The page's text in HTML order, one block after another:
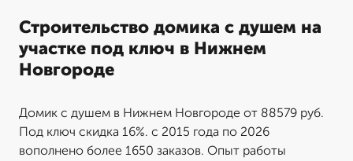
Строительство домика с душем на
участке под ключ в Нижнем
Новгороде
Домик с душем в Нижнем Новгороде от 88579 руб.
Под ключ скидка 16%. с 2015 года по 2026
вополнено более 1650 заказов. Опыт работы